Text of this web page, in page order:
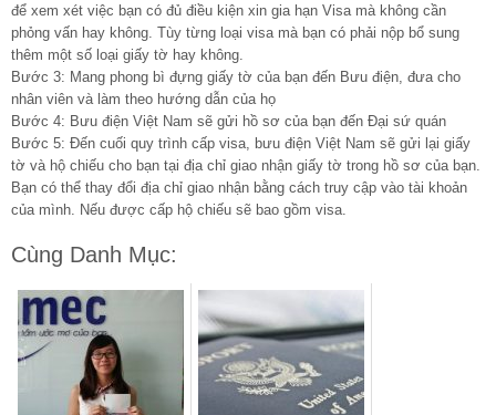
để xem xét việc bạn có đủ điều kiện xin gia hạn Visa mà không cần
phỏng vấn hay không. Tùy từng loại visa mà bạn có phải nộp bổ sung
thêm một số loại giấy tờ hay không.
Bước 3: Mang phong bì đựng giấy tờ của bạn đến Bưu điện, đưa cho
nhân viên và làm theo hướng dẫn của họ
Bước 4: Bưu điện Việt Nam sẽ gửi hồ sơ của bạn đến Đại sứ quán
Bước 5: Đến cuối quy trình cấp visa, bưu điện Việt Nam sẽ gửi lại giấy
tờ và hộ chiếu cho bạn tại địa chỉ giao nhận giấy tờ trong hồ sơ của bạn.
Bạn có thể thay đổi địa chỉ giao nhận bằng cách truy cập vào tài khoản
của mình. Nếu được cấp hộ chiếu sẽ bao gồm visa.
Cùng Danh Mục: